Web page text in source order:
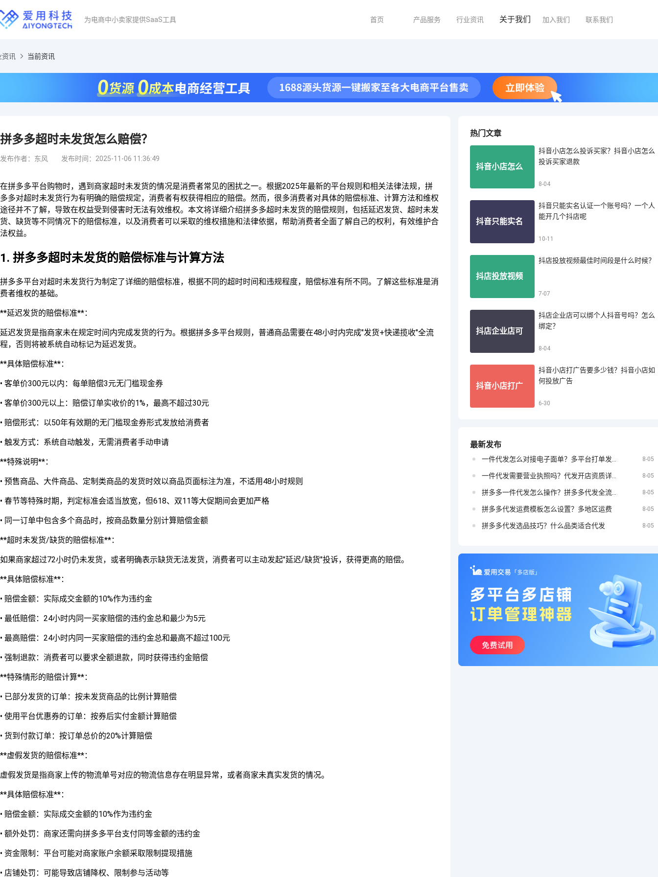
为电商中小卖家提供SaaS工具 首页 产品服务 行业资讯 关于我们 加入我们 联系我们
资讯 当前资讯
拼多多超时未发货怎么赔偿？
发布作者：东风 发布时间：2025-11-06 11:36:49
在拼多多平台购物时，遇到商家超时未发货的情况是消费者常见的困扰之一。根据2025年最新的平台规则和相关法律法规，拼
多多对超时未发货行为有明确的赔偿规定，消费者有权获得相应的赔偿。然而，很多消费者对具体的赔偿标准、计算方法和维权
途径并不了解，导致在权益受到侵害时无法有效维权。本文将详细介绍拼多多超时未发货的赔偿规则，包括延迟发货、超时未发
货、缺货等不同情况下的赔偿标准，以及消费者可以采取的维权措施和法律依据，帮助消费者全面了解自己的权利，有效维护合
法权益。
1. 拼多多超时未发货的赔偿标准与计算方法
拼多多平台对超时未发货行为制定了详细的赔偿标准，根据不同的超时时间和违规程度，赔偿标准有所不同。了解这些标准是消
费者维权的基础。
**延迟发货的赔偿标准**：
延迟发货是指商家未在规定时间内完成发货的行为。根据拼多多平台规则，普通商品需要在48小时内完成"发货+快递揽收"全流
程，否则将被系统自动标记为延迟发货。
**具体赔偿标准**：
• 客单价300元以内：每单赔偿3元无门槛现金券
• 客单价300元以上：赔偿订单实收价的1%，最高不超过30元
• 赔偿形式：以50年有效期的无门槛现金券形式发放给消费者
• 触发方式：系统自动触发，无需消费者手动申请
**特殊说明**：
• 预售商品、大件商品、定制类商品的发货时效以商品页面标注为准，不适用48小时规则
• 春节等特殊时期，判定标准会适当放宽，但618、双11等大促期间会更加严格
• 同一订单中包含多个商品时，按商品数量分别计算赔偿金额
**超时未发货/缺货的赔偿标准**：
如果商家超过72小时仍未发货，或者明确表示缺货无法发货，消费者可以主动发起"延迟/缺货"投诉，获得更高的赔偿。
**具体赔偿标准**：
• 赔偿金额：实际成交金额的10%作为违约金
• 最低赔偿：24小时内同一买家赔偿的违约金总和最少为5元
• 最高赔偿：24小时内同一买家赔偿的违约金总和最高不超过100元
• 强制退款：消费者可以要求全额退款，同时获得违约金赔偿
**特殊情形的赔偿计算**：
• 已部分发货的订单：按未发货商品的比例计算赔偿
• 使用平台优惠券的订单：按券后实付金额计算赔偿
• 货到付款订单：按订单总价的20%计算赔偿
**虚假发货的赔偿标准**：
虚假发货是指商家上传的物流单号对应的物流信息存在明显异常，或者商家未真实发货的情况。
**具体赔偿标准**：
• 赔偿金额：实际成交金额的10%作为违约金
• 额外处罚：商家还需向拼多多平台支付同等金额的违约金
• 资金限制：平台可能对商家账户余额采取限制提现措施
• 店铺处罚：可能导致店铺降权、限制参与活动等
热门文章
抖音小店怎么
音小店怎么投
诉买家退款
抖音小店怎么投诉买家？抖音小店怎么
投诉买家退款
8-04
抖音只能实名
吗？一个人能
开几个抖店呢
抖音只能实名认证一个账号吗？一个人
能开几个抖店呢
10-11
抖店投放视频
什么时候？
抖店投放视频最佳时间段是什么时候？
7-07
抖店企业店可
定？
抖店企业店可以绑个人抖音号吗？怎么
绑定？
8-04
抖音小店打广
抖音小店如何
投放广告
抖音小店打广告要多少钱？抖音小店如
何投放广告
6-30
最新发布
8-05
8-05
8-05
拼多多代发运费模板怎么设置？多地区运费 8-05
拼多多代发选品技巧？什么品类适合代发 8-05